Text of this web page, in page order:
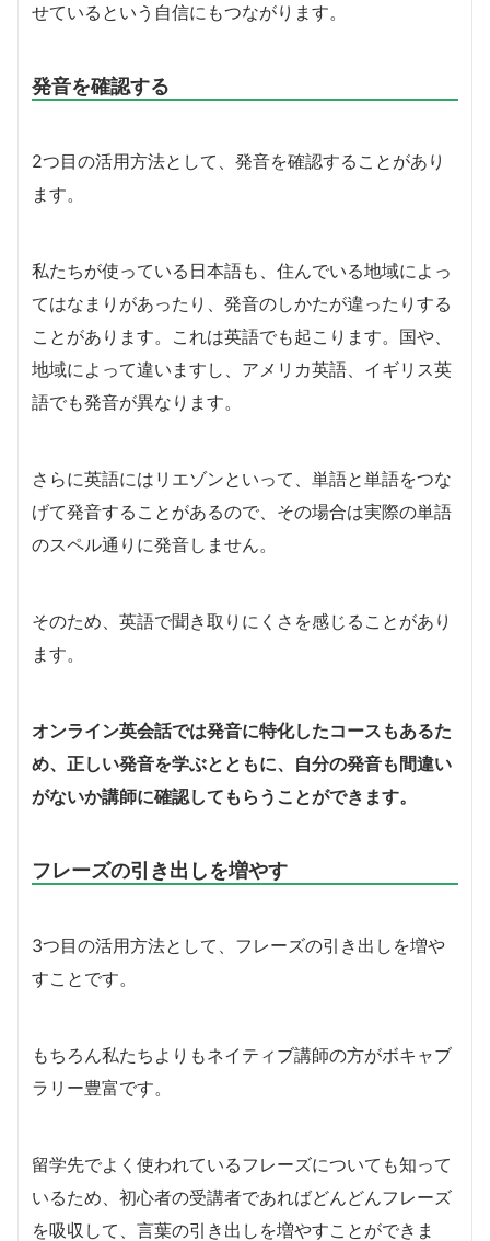
せているという自信にもつながります。
発音を確認する
2つ目の活用方法として、発音を確認することがあり
ます。
私たちが使っている日本語も、住んでいる地域によっ
てはなまりがあったり、発音のしかたが違ったりする
ことがあります。これは英語でも起こります。国や、
地域によって違いますし、アメリカ英語、イギリス英
語でも発音が異なります。
さらに英語にはリエゾンといって、単語と単語をつな
げて発音することがあるので、その場合は実際の単語
のスペル通りに発音しません。
そのため、英語で聞き取りにくさを感じることがあり
ます。
オンライン英会話では発音に特化したコースもあるた
め、正しい発音を学ぶとともに、自分の発音も間違い
がないか講師に確認してもらうことができます。
フレーズの引き出しを増やす
3つ目の活用方法として、フレーズの引き出しを増や
すことです。
もちろん私たちよりもネイティブ講師の方がボキャブ
ラリー豊富です。
留学先でよく使われているフレーズについても知って
いるため、初心者の受講者であればどんどんフレーズ
を吸収して、言葉の引き出しを増やすことができま